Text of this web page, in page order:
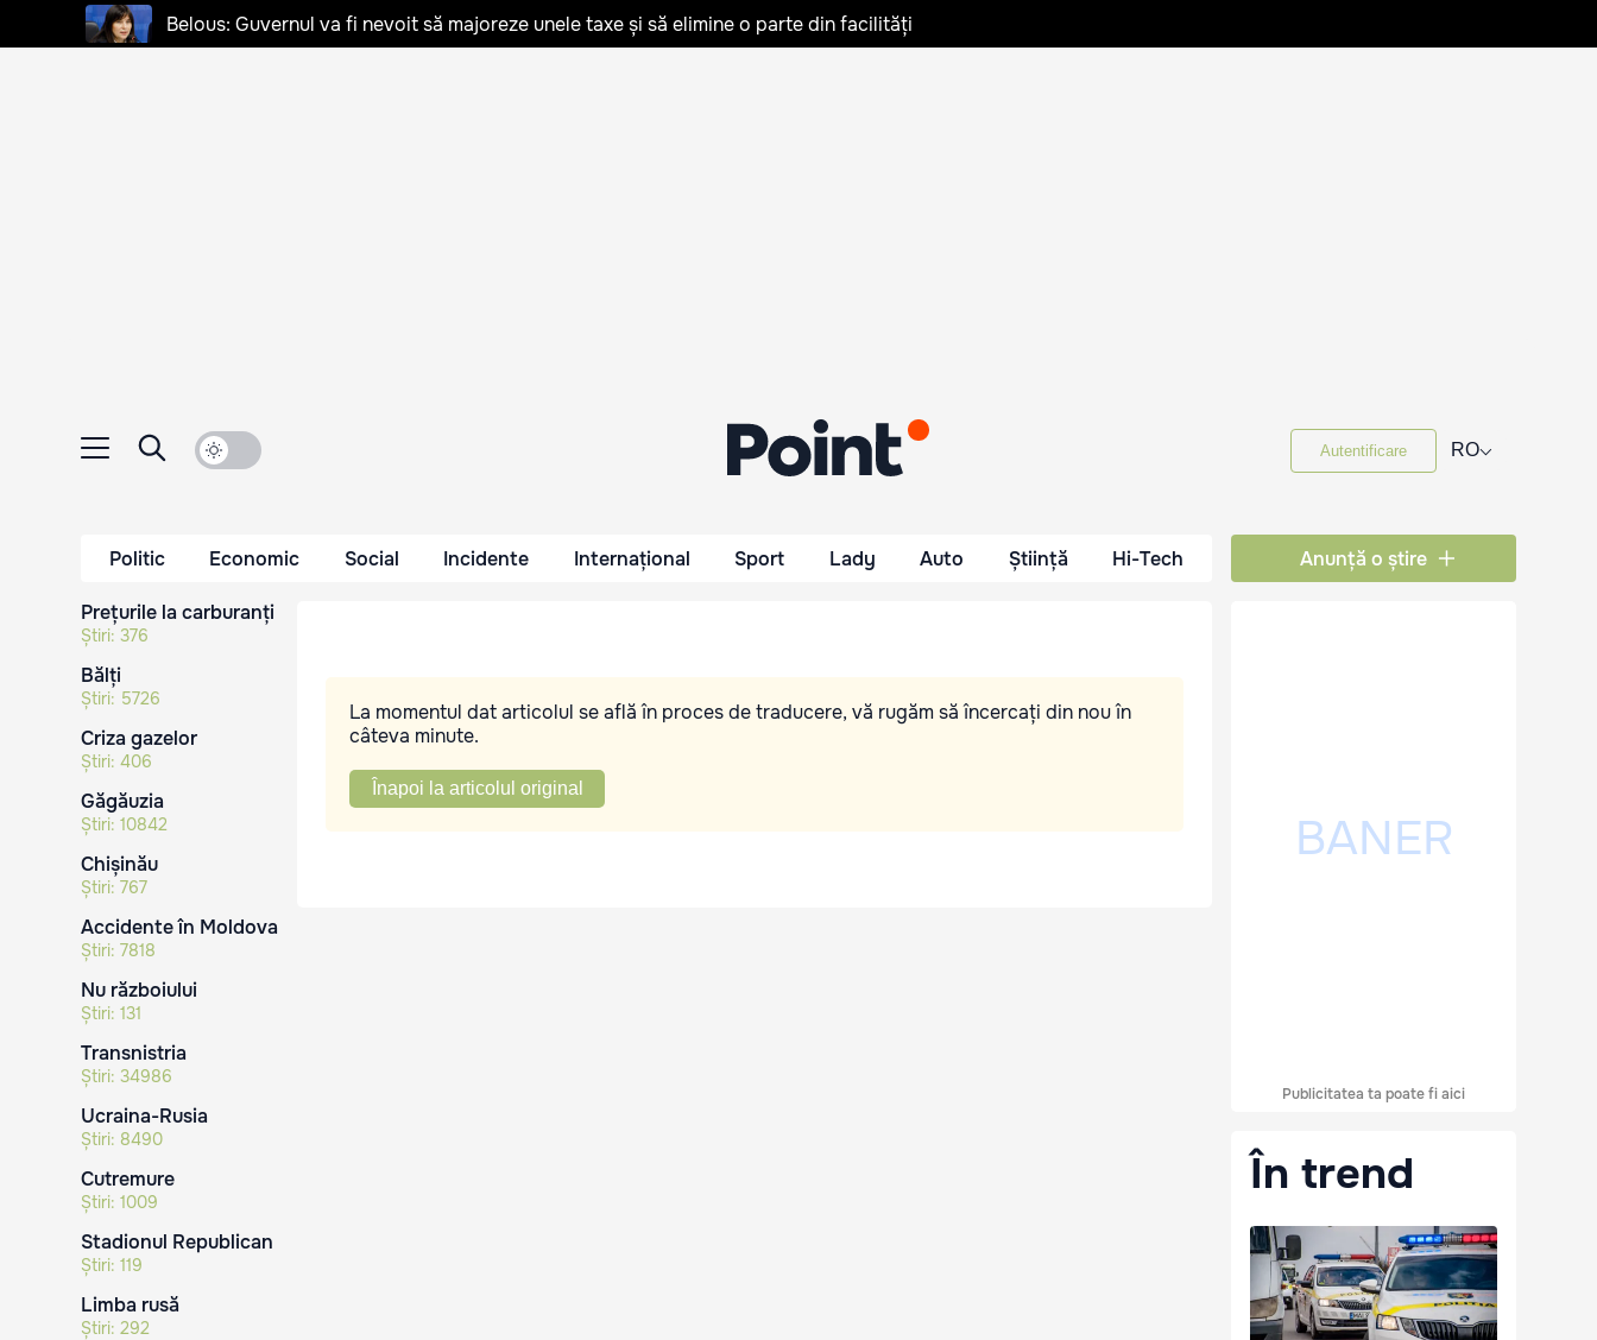
Belous: Guvernul va fi nevoit să majoreze unele taxe și să elimine o parte din facilități
Autentificare RO⌵
Politic Economic Social Incidente Internațional Sport Lady Auto Știință Hi-Tech Anunță o știre
Prețurile la carburanți
Știri: 376
Bălți
Știri: 5726
Criza gazelor
Știri: 406
Găgăuzia
Știri: 10842
Chișinău
Știri: 767
Accidente în Moldova
Știri: 7818
Nu războiului
Știri: 131
Transnistria
Știri: 34986
Ucraina-Rusia
Știri: 8490
Cutremure
Știri: 1009
Stadionul Republican
Știri: 119
Limba rusă
Știri: 292
La momentul dat articolul se află în proces de traducere, vă rugăm să încercați din nou în
câteva minute.
Înapoi la articolul original
Publicitatea ta poate fi aici
În trend